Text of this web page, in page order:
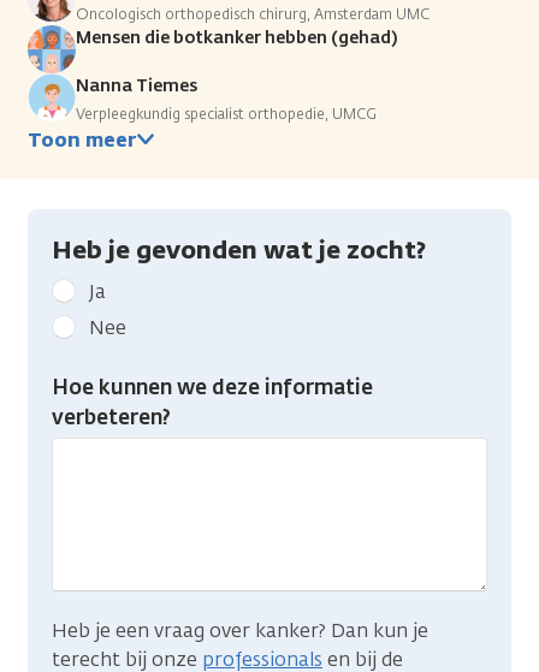
Oncologisch orthopedisch chirurg, Amsterdam UMC
Mensen die botkanker hebben (gehad)
Nanna Tiemes
Verpleegkundig specialist orthopedie, UMCG
Toon meer
Heb je gevonden wat je zocht?
Geef
kanker.nl
feedback:
Heb
gevonden
Ja
Nee
Hoe kunnen we deze informatie
verbeteren?
Heb je een vraag over kanker? Dan kun je
terecht bij onze professionals en bij de